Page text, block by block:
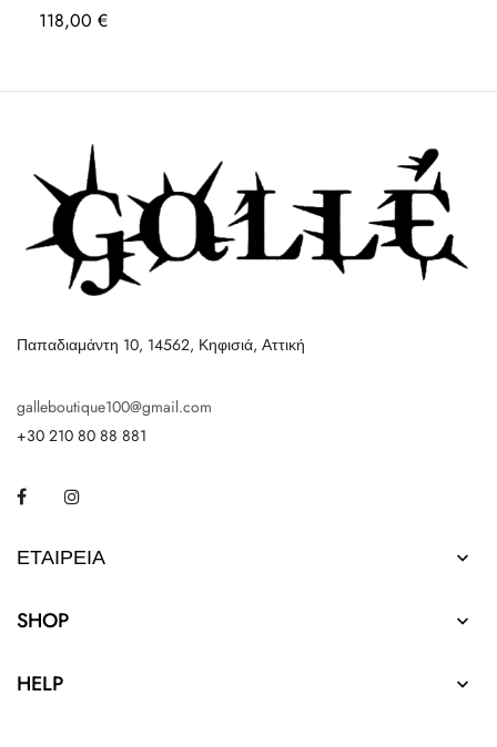
Τιμή
118,00 €
Παπαδιαμάντη 10, 14562, Κηφισιά, Αττική
galleboutique100@gmail.com
+30 210 80 88 881
Facebook
ΕΤΑΙΡΕΊΑ 
SHOP 
HELP 